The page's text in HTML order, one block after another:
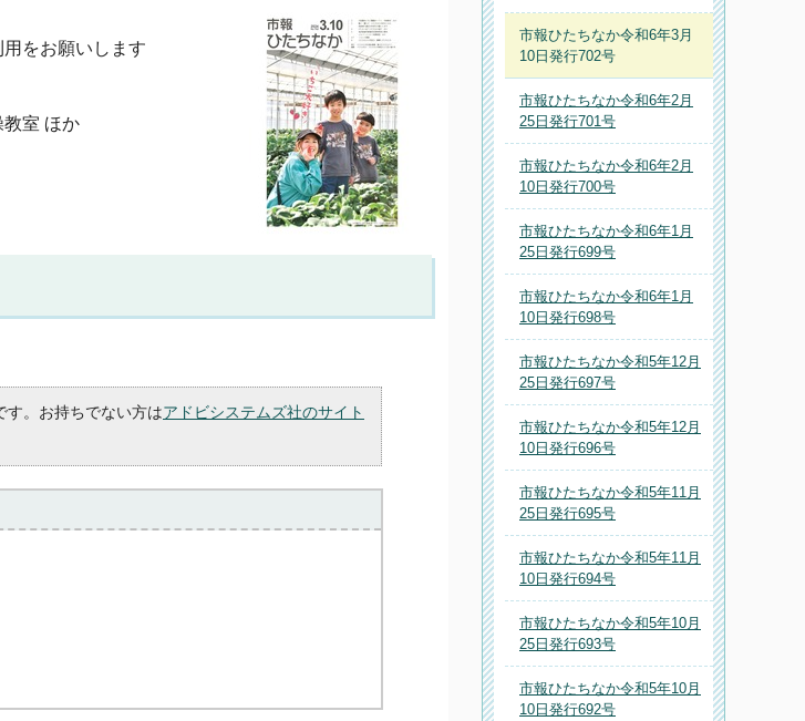
をお願いします
教室 ほか
す。お持ちでない方はアドビシステムズ社のサイト
市報ひたちなか令和6年3月
10日発行702号
市報ひたちなか令和6年2月
25日発行701号
市報ひたちなか令和6年2月
10日発行700号
市報ひたちなか令和6年1月
25日発行699号
市報ひたちなか令和6年1月
10日発行698号
市報ひたちなか令和5年12月
25日発行697号
市報ひたちなか令和5年12月
10日発行696号
市報ひたちなか令和5年11月
25日発行695号
市報ひたちなか令和5年11月
10日発行694号
市報ひたちなか令和5年10月
25日発行693号
市報ひたちなか令和5年10月
10日発行692号